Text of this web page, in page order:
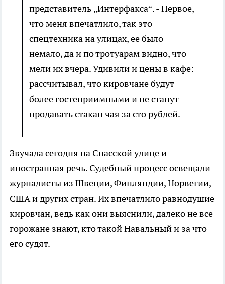
представитель „Интерфакса“. - Первое,
что меня впечатлило, так это
спецтехника на улицах, ее было
немало, да и по тротуарам видно, что
мели их вчера. Удивили и цены в кафе:
рассчитывал, что кировчане будут
более гостеприимными и не станут
продавать стакан чая за сто рублей.
Звучала сегодня на Спасской улице и
иностранная речь. Судебный процесс освещали
журналисты из Швеции, Финляндии, Норвегии,
США и других стран. Их впечатлило равнодушие
кировчан, ведь как они выяснили, далеко не все
горожане знают, кто такой Навальный и за что
его судят.